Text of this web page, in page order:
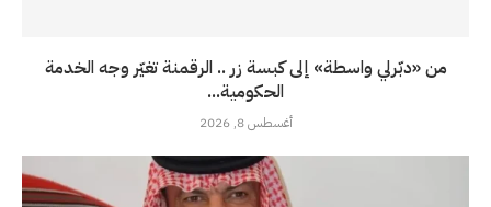
من «دبّرلي واسطة» إلى كبسة زر .. الرقمنة تغيّر وجه الخدمة
الحكومية...
أغسطس 8, 2026